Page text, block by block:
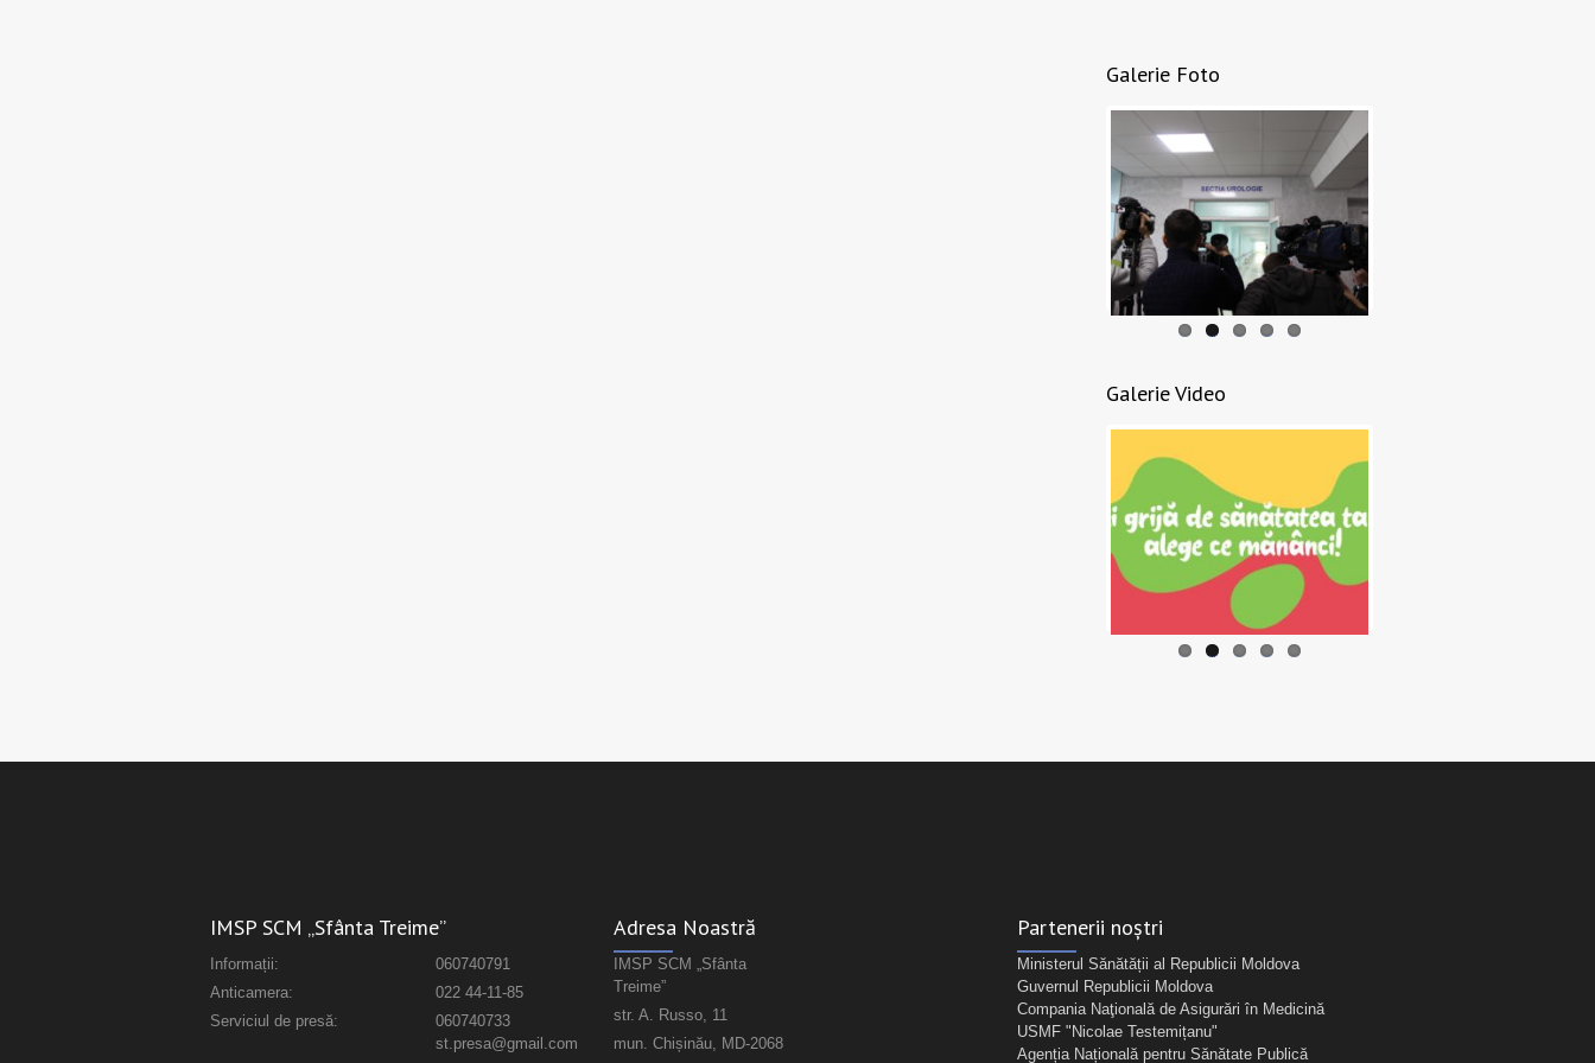
Galerie Foto
Galerie Video
IMSP SCM „Sfânta Treime”
Informații:
060740791
Anticamera:
022 44-11-85
Serviciul de presă:
060740733
st.presa@gmail.com
Adresa Noastră
IMSP SCM „Sfânta
Treime”
str. A. Russo, 11
mun. Chișinău, MD-2068
Partenerii noștri
Ministerul Sănătății al Republicii Moldova
Guvernul Republicii Moldova
Compania Naţională de Asigurări în Medicină
USMF "Nicolae Testemițanu"
Agenția Națională pentru Sănătate Publică